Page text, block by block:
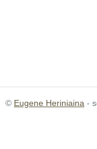
© Eugene Heriniaina -